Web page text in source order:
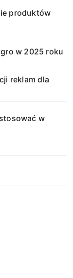
produktów
w 2025 roku
reklam dla
w